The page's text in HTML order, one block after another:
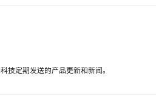
技定期发送的产品更新和新闻。